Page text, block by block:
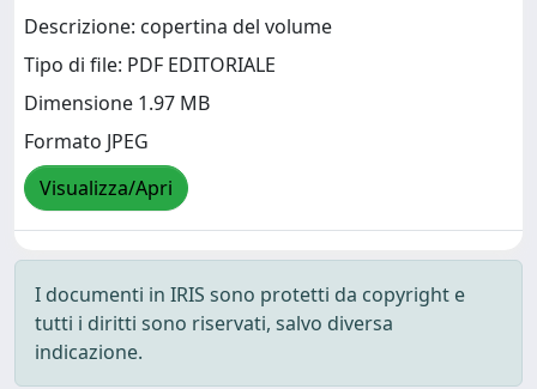
Descrizione: copertina del volume
Tipo di file: PDF EDITORIALE
Dimensione 1.97 MB
Formato JPEG
Visualizza/Apri
I documenti in IRIS sono protetti da copyright e
tutti i diritti sono riservati, salvo diversa
indicazione.